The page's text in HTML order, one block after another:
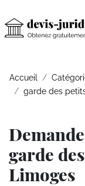
Accueil
garde des
garde
Limoges